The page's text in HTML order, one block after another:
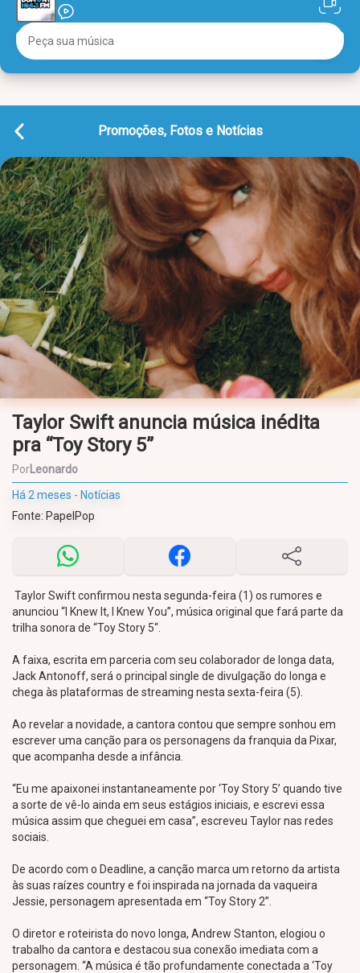
Promoções, Fotos e Notícias
Taylor Swift anuncia música inédita
pra “Toy Story 5”
PorLeonardo
Há 2 meses - Notícias
Fonte: PapelPop
Taylor Swift confirmou nesta segunda-feira (1) os rumores e
anunciou “I Knew It, I Knew You”, música original que fará parte da
trilha sonora de “Toy Story 5“.
A faixa, escrita em parceria com seu colaborador de longa data,
Jack Antonoff, será o principal single de divulgação do longa e
chega às plataformas de streaming nesta sexta-feira (5).
Ao revelar a novidade, a cantora contou que sempre sonhou em
escrever uma canção para os personagens da franquia da Pixar,
que acompanha desde a infância.
“Eu me apaixonei instantaneamente por ‘Toy Story 5’ quando tive
a sorte de vê-lo ainda em seus estágios iniciais, e escrevi essa
música assim que cheguei em casa”, escreveu Taylor nas redes
sociais.
De acordo com o Deadline, a canção marca um retorno da artista
às suas raízes country e foi inspirada na jornada da vaqueira
Jessie, personagem apresentada em “Toy Story 2”.
O diretor e roteirista do novo longa, Andrew Stanton, elogiou o
trabalho da cantora e destacou sua conexão imediata com a
personagem. “A música é tão profundamente conectada a ‘Toy